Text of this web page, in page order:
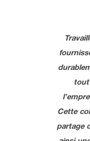
tout
Cette
partage